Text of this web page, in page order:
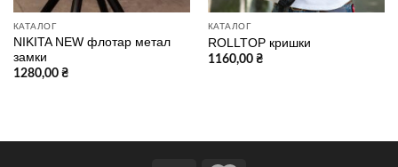
КАТАЛОГ
NIKITA NEW флотар метал
замки
1280,00 ₴
КАТАЛОГ
ROLLTOP кришки
1160,00 ₴